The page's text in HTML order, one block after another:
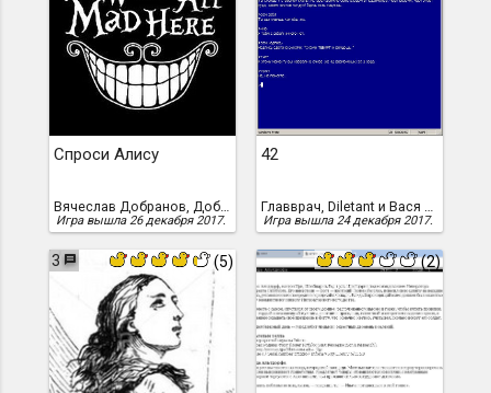
Спроси Алису
Вячеслав Добранов, Добранов, Вячеслав
Игра вышла 26 декабря 2017.
42
Главврач, Diletant и Вася Морозов
Игра вышла 24 декабря 2017.
3 (5) (2)